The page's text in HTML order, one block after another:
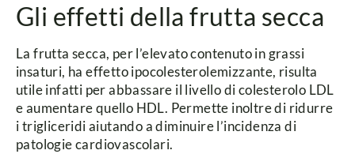
Gli effetti della frutta secca
La frutta secca, per l’elevato contenuto in grassi
insaturi, ha effetto ipocolesterolemizzante, risulta
utile infatti per abbassare il livello di colesterolo LDL
e aumentare quello HDL. Permette inoltre di ridurre
i trigliceridi aiutando a diminuire l’incidenza di
patologie cardiovascolari.